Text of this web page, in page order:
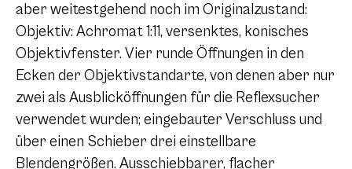
aber weitestgehend noch im Originalzustand:
Objektiv: Achromat 1:11, versenktes, konisches
Objektivfenster. Vier runde Öffnungen in den
Ecken der Objektivstandarte, von denen aber nur
zwei als Ausblicköffnungen für die Reflexsucher
verwendet wurden; eingebauter Verschluss und
über einen Schieber drei einstellbare
Blendengrößen. Ausschiebbarer, flacher